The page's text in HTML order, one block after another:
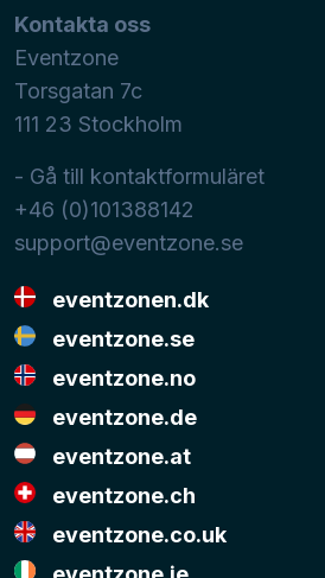
Kontakta oss
Eventzone
Torsgatan 7c
111 23 Stockholm
- Gå till kontaktformuläret
+46 (0)101388142
support@eventzone.se
eventzonen.dk
eventzone.se
eventzone.no
eventzone.de
eventzone.at
eventzone.ch
eventzone.co.uk